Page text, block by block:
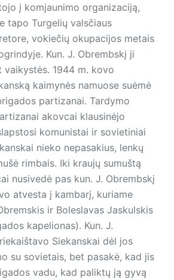
į komjaunimo organizaciją,
tapo Turgelių valsčiaus
vokiečių okupacijos metais
Kun. J. Obrembskį ji
vaikystės. 1944 m. kovo
kaimynės namuose suėmė
partizanai. Tardymo
akovcai klausinėjo
komunistai ir sovietiniai
nieko nepasakius, lenkų
rimbais. Iki kraujų sumuštą
nusivedė pas kun. J. Obrembskį
atvesta į kambarį, kuriame
ir Boleslavas Jaskulskis
kapelionas). Kun. J.
Siekanskai dėl jos
su sovietais, bet pasakė, kad jis
vadu, kad paliktų ją gyvą